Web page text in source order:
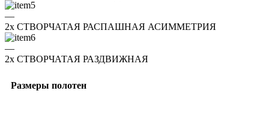
—
2x СТВОРЧАТАЯ РАСПАШНАЯ АСИММЕТРИЯ
—
2x СТВОРЧАТАЯ РАЗДВИЖНАЯ
Размеры полотен